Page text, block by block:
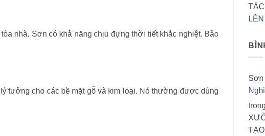
nhà. Sơn có khả năng chịu đựng thời tiết khắc nghiệt. Bảo
tưởng cho các bề mặt gỗ và kim loại. Nó thường được dùng
Sơn
trong